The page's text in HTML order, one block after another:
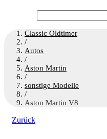
nach:
Classic Oldtimer
/
Autos
/
Aston Martin
/
sonstige Modelle
/
Aston Martin V8
Zurück